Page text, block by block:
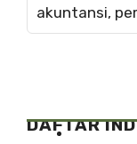
akuntansi,
DAFTAR